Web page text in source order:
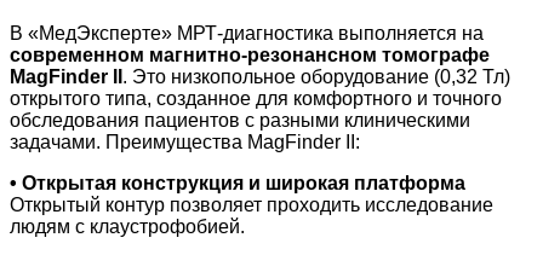
В «МедЭксперте» МРТ-диагностика выполняется на
современном магнитно-резонансном томографе
MagFinder II . Это низкопольное оборудование (0,32 Тл)
открытого типа, созданное для комфортного и точного
обследования пациентов с разными клиническими
задачами. Преимущества MagFinder II:
• Открытая конструкция и широкая платформа
Открытый контур позволяет проходить исследование
людям с клаустрофобией.